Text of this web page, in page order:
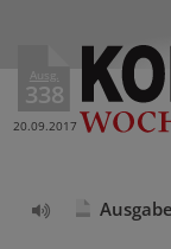
Ausg.
338
20.09.2017